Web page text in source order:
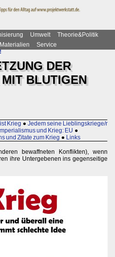
Umwelt
Theorie&Politik
Materialien
Service
DER
BLUTIGEN
Krieg ● Jedem seine Lieblingskriege/r
Imperialismus und Krieg: EU ●
und Zitate zum Krieg ● Links
bewaffneten Konflikten), wenn
ihre Untergebenen ins gegenseitige